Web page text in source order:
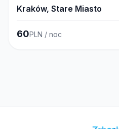
Kraków, Stare Miasto
60PLN / noc